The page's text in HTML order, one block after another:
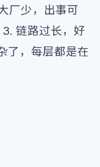
厂少，出事可
链路过长，好
了，每层都是在